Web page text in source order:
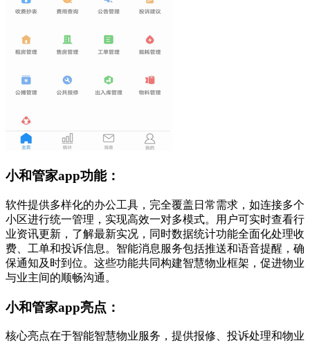
小和管家app功能：
软件提供多样化的办公工具，完全覆盖日常需求，如连接多个
小区进行统一管理，实现高效一对多模式。用户可实时查看行
业资讯更新，了解最新实况，同时数据统计功能全面化处理收
费、工单和投诉信息。智能消息服务包括推送和语音提醒，确
保通知及时到位。这些功能共同构建智慧物业框架，促进物业
与业主间的顺畅沟通。
小和管家app亮点：
核心亮点在于智能智慧物业服务，提供报修、投诉处理和物业